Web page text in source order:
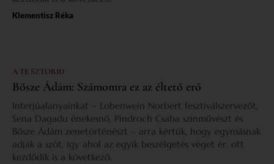
Klementisz Réka
A TE SZTORID
Bősze Ádám: Számomra ez az éltető erő
Interjúalanyainkat – Lobenwein Norbert fesztiválszervezőt,
Sena Dagadu énekesnő, Pindroch Csaba színművészt és
Bősze Ádám zenetörténészt – arra kértük, hogy egymásnak
adják a szót, így ahol az egyik beszélgetés véget ér, ott
kezdődik is a következő.